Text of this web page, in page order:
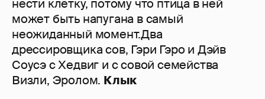
нести клетку, потому что птица в ней
может быть напугана в самый
неожиданный момент.Два
дрессировщика сов, Гэри Гэро и Дэйв
Соусэ с Хедвиг и с совой семейства
Визли, Эролом. Клык